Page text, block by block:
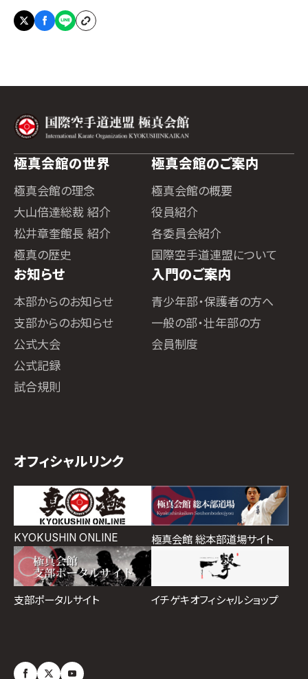
極真会館の世界
極真会館の理念
大山倍達総裁 紹介
松井章奎館長 紹介
極真の歴史
極真会館のご案内
極真会館の概要
役員紹介
各委員会紹介
国際空手道連盟について
お知らせ
本部からのお知らせ
支部からのお知らせ
公式大会
公式記録
試合規則
入門のご案内
青少年部・保護者の方へ
一般の部・壮年部の方
会員制度
オフィシャルリンク
KYOKUSHIN ONLINE 極真会館 総本部道場サイト
支部ポータルサイト イチゲキオフィシャルショップ